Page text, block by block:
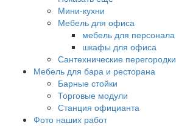
Мини-кухни
Мебель для офиса
мебель для персонала
шкафы для офиса
Сантехнические перегородки
Мебель для бара и ресторана
Барные стойки
Торговые модули
Станция официанта
Фото наших работ